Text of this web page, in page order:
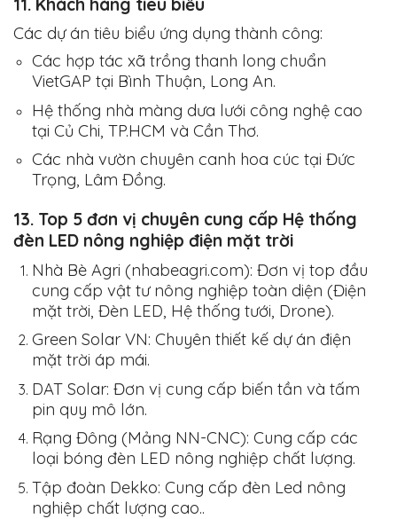
11. Khách hàng tiêu biểu
Các dự án tiêu biểu ứng dụng thành công:
Các hợp tác xã trồng thanh long chuẩn
VietGAP tại Bình Thuận, Long An.
Hệ thống nhà màng dưa lưới công nghệ cao
tại Củ Chi, TP.HCM và Cần Thơ.
Các nhà vườn chuyên canh hoa cúc tại Đức
Trọng, Lâm Đồng.
13. Top 5 đơn vị chuyên cung cấp Hệ thống
đèn LED nông nghiệp điện mặt trời
Nhà Bè Agri (nhabeagri.com): Đơn vị top đầu
cung cấp vật tư nông nghiệp toàn diện (Điện
mặt trời, Đèn LED, Hệ thống tưới, Drone).
Green Solar VN: Chuyên thiết kế dự án điện
mặt trời áp mái.
DAT Solar: Đơn vị cung cấp biến tần và tấm
pin quy mô lớn.
Rạng Đông (Mảng NN-CNC): Cung cấp các
loại bóng đèn LED nông nghiệp chất lượng.
Tập đoàn Dekko: Cung cấp đèn Led nông
nghiệp chất lượng cao..